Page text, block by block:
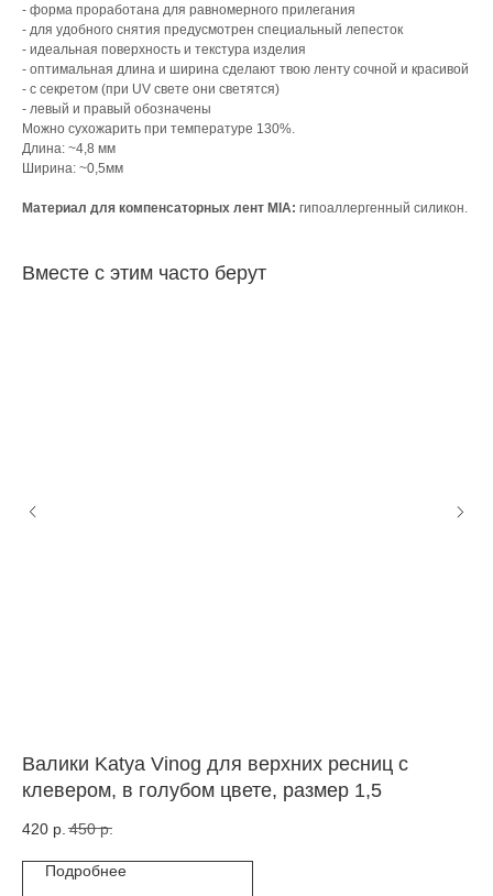
- форма проработана для равномерного прилегания
- для удобного снятия предусмотрен специальный лепесток
- идеальная поверхность и текстура изделия
- оптимальная длина и ширина сделают твою ленту сочной и красивой
- с секретом (при UV свете они светятся)
- левый и правый обозначены
Можно сухожарить при температуре 130%.
Длина: ~4,8 мм
Ширина: ~0,5мм
Материал для компенсаторных лент MIA: гипоаллергенный силикон.
Вместе с этим часто берут
Валики Katya Vinog для верхних ресниц с
клевером, в голубом цвете, размер 1,5
420 р. 450 р.
Подробнее